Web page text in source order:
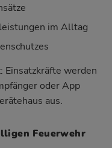
im Alltag
Einsatzkräfte werden
oder App
aus.
Feuerwehr